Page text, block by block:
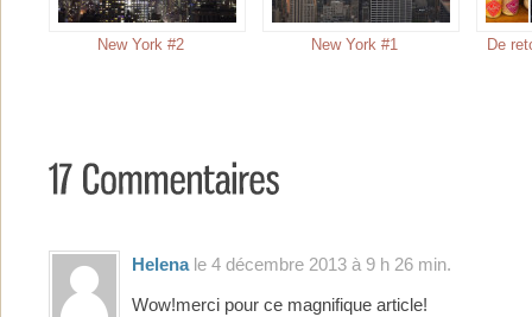
New York #2 New York #1 De
Helenale 4 décembre 2013 à 9 h 26 min.
Wow!merci pour ce magnifique article!